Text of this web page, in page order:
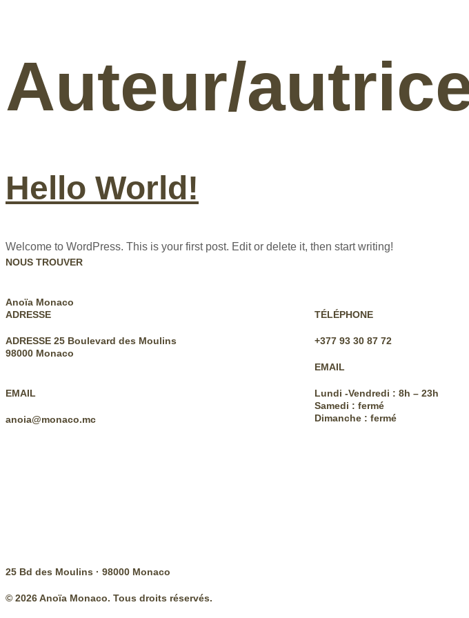
Auteur/
Hello World!
Welcome to WordPress. This is your first post. Edit or delete it, then start writing!
NOUS TROUVER
Anoïa Monaco
ADRESSE
ADRESSE 25 Boulevard des Moulins
98000 Monaco
EMAIL
anoia@monaco.mc
TÉLÉPHONE
+377 93 30 87 72
EMAIL
Lundi -Vendredi : 8h – 23h
Samedi : fermé
Dimanche : fermé
25 Bd des Moulins · 98000 Monaco
© 2026 Anoïa Monaco. Tous droits réservés.